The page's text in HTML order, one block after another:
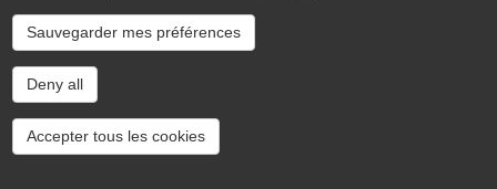
InstagramLinkedInYoutube
Accessibilité : partiellement conforme
Cookies
Intranet
Sauvegarder mes préférences
Deny all
Accepter tous les cookies